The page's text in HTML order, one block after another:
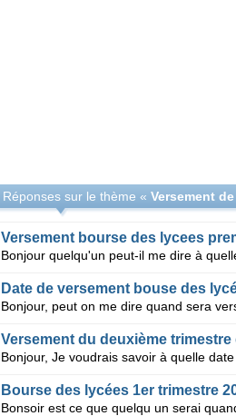
Réponses sur le thème « Versement
Versement bourse des lycees
Date de versement bouse des
Versement du deuxième
Bourse des lycées 1er trimestre